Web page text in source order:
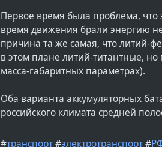
Первое время была проблема, что
время движения брали энергию
причина та же самая, что литий-
в этом плане литий-титантные, но
масса-габаритных параметрах).
Оба варианта аккумуляторных
российского климата средней
#транспорт#электротранспорт#